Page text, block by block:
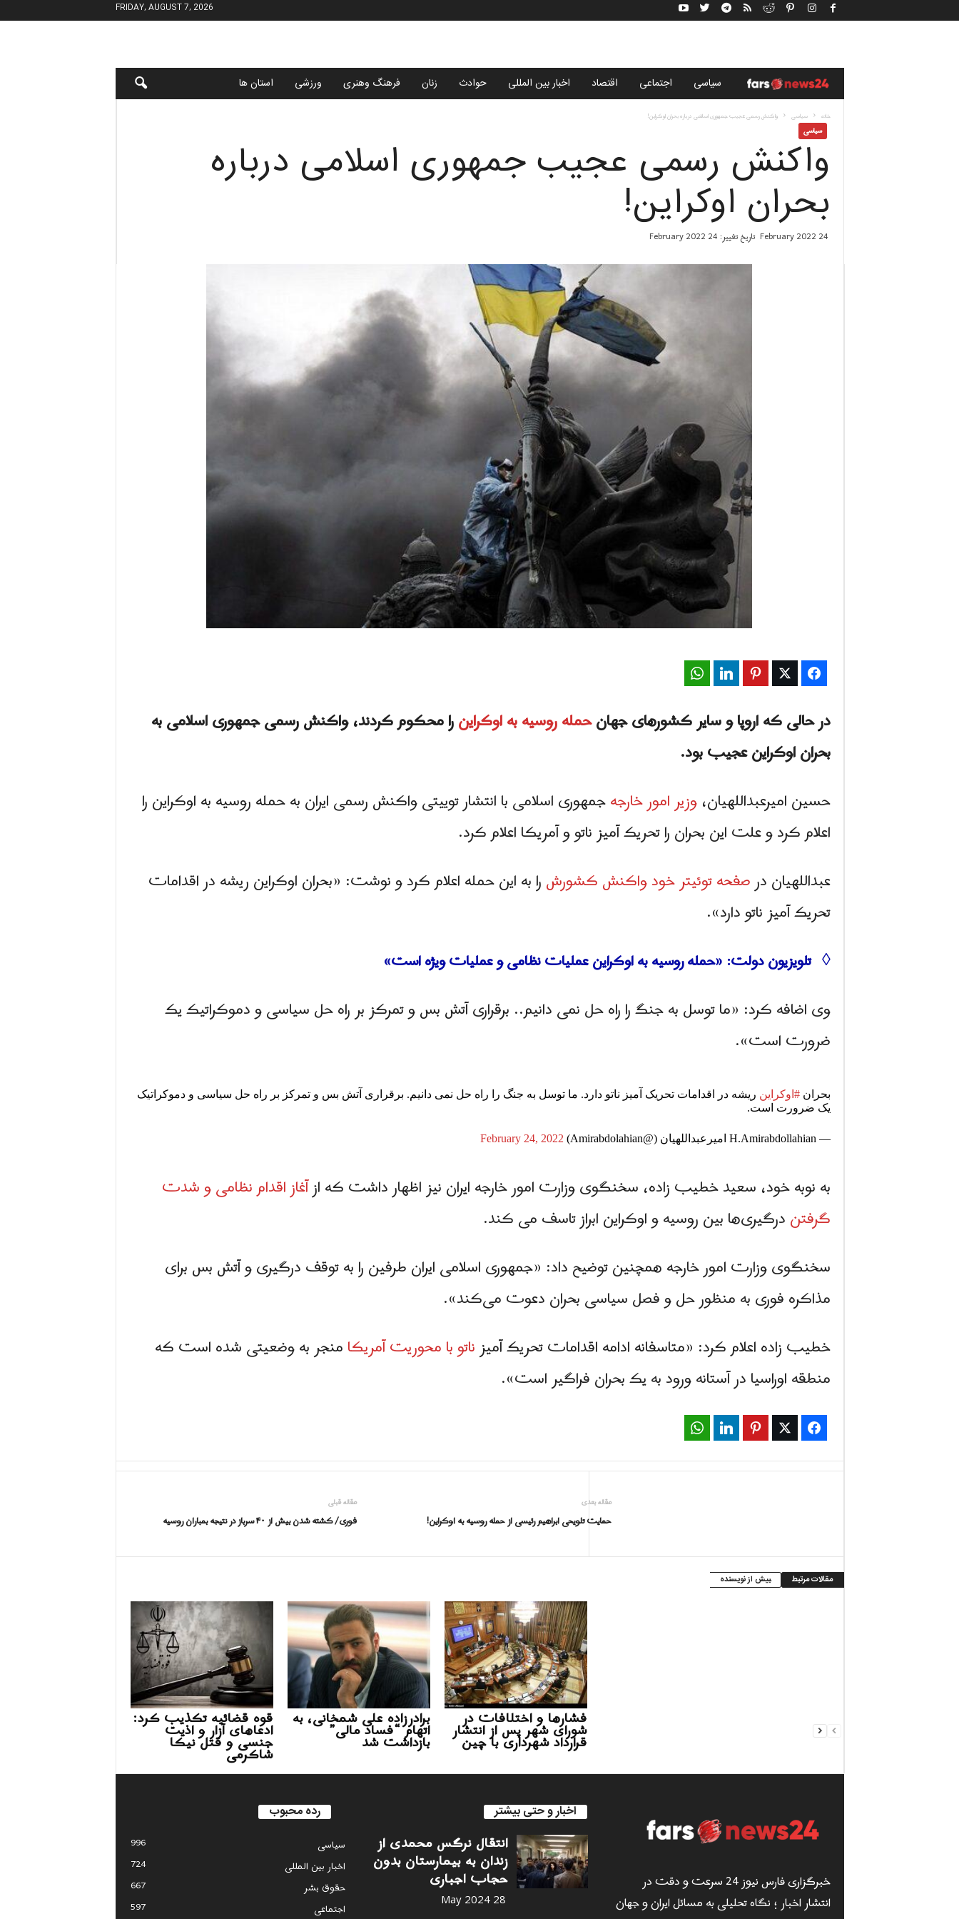
FRIDAY, AUGUST 7, 2026
ب
ز
ا
ی
2
سياسى اجتماعی اقتصاد اخبار بین المللی حوادث زنان فرهنگ وهنری ورزشی استان ها
خانه سياسى واکنش رسمی عجیب جمهوری اسلامی درباره بحران اوکراین!
سياسى
واکنش رسمی عجیب جمهوری اسلامی درباره
بحران اوکراین!
24 February 2022 تاریخ تغییر: 24 February 2022
Facebook
Twitter
Pinterest
LinkedIn
در حالی که اروپا و سایر کشورهای جهانحمله روسیه به اوکراینرا محکوم کردند، واکنش رسمی جمهوری اسلامی به
بحران اوکراین عجیب بود.
حسین امیرعبداللهیان،وزیر امور خارجهجمهوری اسلامی با انتشار توییتی واکنش رسمی ایران به حمله روسیه به اوکراین را
اعلام کرد و علت این بحران را تحریک آمیز ناتو و آمریکا اعلام کرد.
عبداللهیان درصفحه توئیتر خود واكنش کشورشرا به این حمله اعلام کرد و نوشت: «بحران اوکراین ریشه در اقدامات
تحریک آمیز ناتو دارد».
◊ تلویزیون دولت: «حمله روسیه به اوکراین عملیات نظامی و عملیات ویژه است»
وی اضافه کرد: «ما توسل به جنگ را راه حل نمی دانیم.. برقراری آتش بس و تمرکز بر راه حل سیاسی و دموکراتیک یک
ضرورت است».
بحران#اوکراین ریشه در اقدامات تحریک آمیز ناتو دارد. ما توسل به جنگ را راه حل نمی دانیم. برقراری آتش بس و تمرکز بر راه حل سیاسی و دموکراتیک
یک ضرورت است.
— H.Amirabdollahian امیرعبداللهیان (@Amirabdolahian) February 24, 2022
به نوبه خود، سعید خطیب زاده، سخنگوی وزارت امور خارجه ایران نیز اظهار داشت که ازآغاز اقدام نظامی و شدت
گرفتندرگیری‌ها بین روسیه و اوکراین ابراز تاسف می کند.
سخنگوی وزارت امور خارجه همچنین توضیح داد: «جمهوری اسلامی ایران طرفین را به توقف درگیری و آتش بس برای
مذاکره فوری به منظور حل و فصل سیاسی بحران دعوت می‌کند».
خطیب زاده اعلام کرد: «متاسفانه ادامه اقدامات تحریک آمیزناتو با محوریت آمریکامنجر به وضعیتی شده است که
منطقه اوراسیا در آستانه ورود به یک بحران فراگیر است».
Facebook
Twitter
Pinterest
LinkedIn
مقاله قبلی
فورى/ کشته شدن بیش از ۴۰ سرباز در نتیجه بمباران روسیه
مقاله بعدی
حمایت تلویحی ابراهیم رئیسی از حمله روسیه به اوکراین!
مقالات مرتبط بیش از نویسنده
قوه قضائیه تکذیب کرد:
ادعاهای آزار و اذیت
جنسی و قتل نیکا
شاکرمی
برادرزاده علی شمخانی، به
اتهام “فساد مالی”
بازداشت شد
فشارها و اختلافات در
شورای شهر پس از انتشار
قرارداد شهرداری با چین
خبرگزاری فارس نیوز 24 سرعت و دقت در
انتشار اخبار ؛ نگاه تحلیلی به مسائل ایران و جهان
اخبار و حتی بیشتر
انتقال نرگس محمدی از
زندان به بیمارستان بدون
حجاب اجباری
28 May 2024
رده محبوب
سياسى
996
اخبار بین المللی
724
حقوق بشر
667
اجتماعی
597